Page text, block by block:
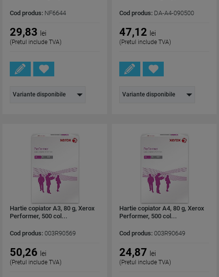
Cod produs: NF6644
29,83 lei
(Pretul include TVA)
Variante disponibile
Cod produs: DA-A4-090500
47,12 lei
(Pretul include TVA)
Variante disponibile
Hartie copiator A3, 80 g, Xerox
Performer, 500 col...
Cod produs: 003R90569
50,26 lei
(Pretul include TVA)
Hartie copiator A4, 80 g, Xerox
Performer, 500 col...
Cod produs: 003R90649
24,87 lei
(Pretul include TVA)